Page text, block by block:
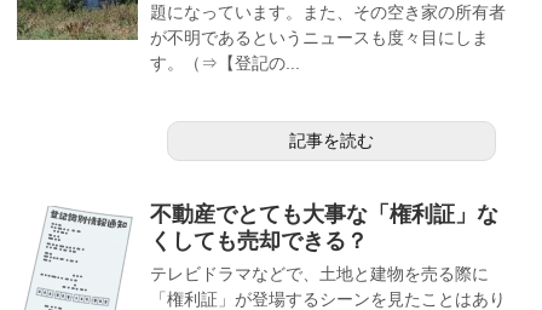
題になっています。また、その空き家の所有者
が不明であるというニュースも度々目にしま
す。（⇒【登記の...
記事を読む
不動産でとても大事な「権利証」な
くしても売却できる？
テレビドラマなどで、土地と建物を売る際に
「権利証」が登場するシーンを見たことはあり